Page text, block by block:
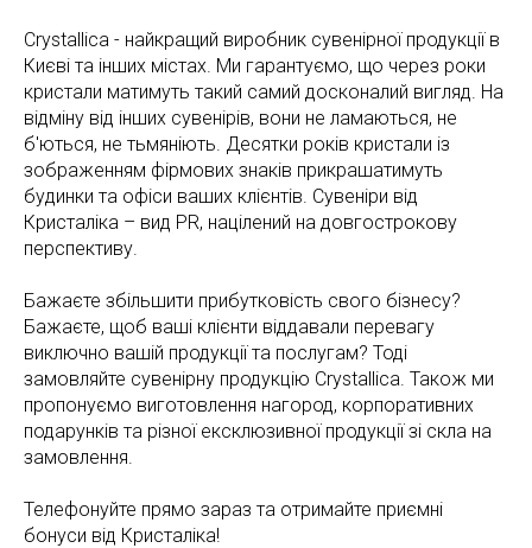
Crystallica - найкращий виробник сувенірної продукції в
Києві та інших містах. Ми гарантуємо, що через роки
кристали матимуть такий самий досконалий вигляд. На
відміну від інших сувенірів, вони не ламаються, не
б'ються, не тьмяніють. Десятки років кристали із
зображенням фірмових знаків прикрашатимуть
будинки та офіси ваших клієнтів. Сувеніри від
Кристаліка – вид PR, націлений на довгострокову
перспективу.
Бажаєте збільшити прибутковість свого бізнесу?
Бажаєте, щоб ваші клієнти віддавали перевагу
виключно вашій продукції та послугам? Тоді
замовляйте сувенірну продукцію Crystallica. Також ми
пропонуємо виготовлення нагород, корпоративних
подарунків та різної ексклюзивної продукції зі скла на
замовлення.
Телефонуйте прямо зараз та отримайте приємні
бонуси від Кристаліка!